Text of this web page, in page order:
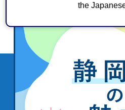
the